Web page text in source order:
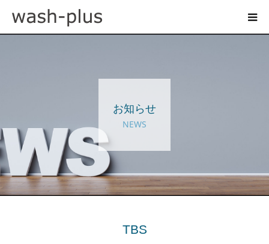
お知らせ
NEWS
TBS
お知らせ
採用情報